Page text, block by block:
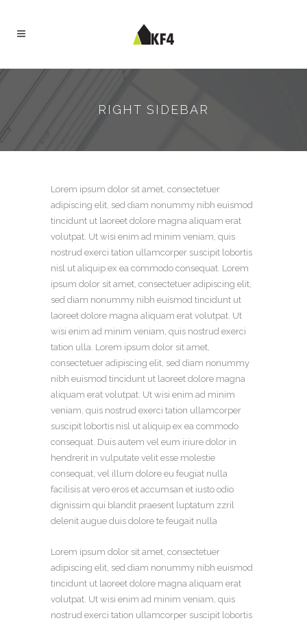
RIGHT SIDEBAR
Lorem ipsum dolor sit amet, consectetuer
adipiscing elit, sed diam nonummy nibh euismod
tincidunt ut laoreet dolore magna aliquam erat
volutpat. Ut wisi enim ad minim veniam, quis
nostrud exerci tation ullamcorper suscipit lobortis
nisl ut aliquip ex ea commodo consequat. Lorem
ipsum dolor sit amet, consectetuer adipiscing elit,
sed diam nonummy nibh euismod tincidunt ut
laoreet dolore magna aliquam erat volutpat. Ut
wisi enim ad minim veniam, quis nostrud exerci
tation ulla. Lorem ipsum dolor sit amet,
consectetuer adipiscing elit, sed diam nonummy
nibh euismod tincidunt ut laoreet dolore magna
aliquam erat volutpat. Ut wisi enim ad minim
veniam, quis nostrud exerci tation ullamcorper
suscipit lobortis nisl ut aliquip ex ea commodo
consequat. Duis autem vel eum iriure dolor in
hendrerit in vulputate velit esse molestie
consequat, vel illum dolore eu feugiat nulla
facilisis at vero eros et accumsan et iusto odio
dignissim qui blandit praesent luptatum zzril
delenit augue duis dolore te feugait nulla
Lorem ipsum dolor sit amet, consectetuer
adipiscing elit, sed diam nonummy nibh euismod
tincidunt ut laoreet dolore magna aliquam erat
volutpat. Ut wisi enim ad minim veniam, quis
nostrud exerci tation ullamcorper suscipit lobortis